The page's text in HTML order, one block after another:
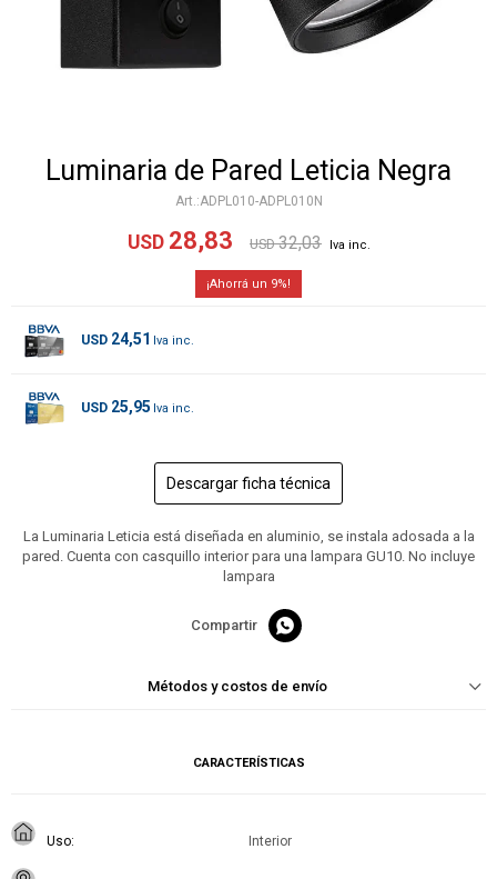
Luminaria de Pared Leticia Negra
ADPL010-ADPL010N
USD 28,83 USD 32,03
9
USD 24,51
USD 25,95
Descargar ficha técnica
La Luminaria Leticia está diseñada en aluminio, se instala adosada a la
pared. Cuenta con casquillo interior para una lampara GU10. No incluye
lampara

Métodos y costos de envío
CARACTERÍSTICAS
Uso Interior